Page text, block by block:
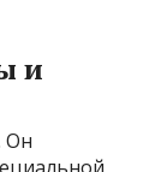
и
Он